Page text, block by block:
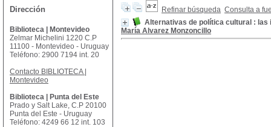
Refinar búsqueda Consulta a
Alternativas de política cultural : las
María Alvarez Monzoncillo
Dirección
Biblioteca | Montevideo
Zelmar Michelini 1220 C.P
11100 - Montevideo - Uruguay
Teléfono: 2900 7194 int. 20
Contacto BIBLIOTECA |
Montevideo
Biblioteca | Punta del Este
Prado y Salt Lake, C.P 20100
Punta del Este - Uruguay
Teléfono: 4249 66 12 int. 103